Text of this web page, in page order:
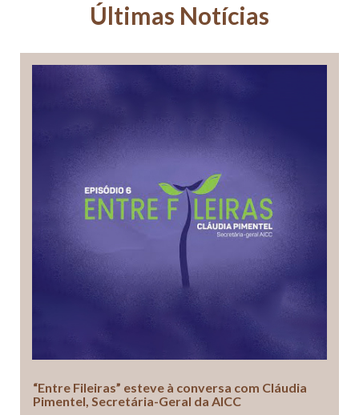
Últimas Notícias
“Entre Fileiras” esteve à conversa com Cláudia
Pimentel, Secretária-Geral da AICC